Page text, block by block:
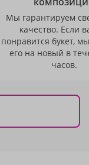
Мы гарантируем
качество. Если
понравится букет,
его на новый в
часов.